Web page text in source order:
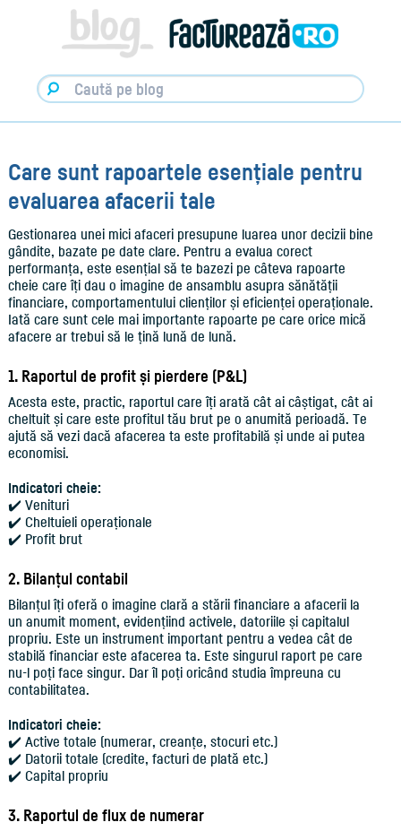
Factureaza.ro
Care sunt rapoartele esențiale pentru
evaluarea afacerii tale
Gestionarea unei mici afaceri presupune luarea unor decizii bine
gândite, bazate pe date clare. Pentru a evalua corect
performanța, este esențial să te bazezi pe câteva rapoarte
cheie care îți dau o imagine de ansamblu asupra sănătății
financiare, comportamentului clienților și eficienței operaționale.
Iată care sunt cele mai importante rapoarte pe care orice mică
afacere ar trebui să le țină lună de lună.
1. Raportul de profit și pierdere (P&L)
Acesta este, practic, raportul care îți arată cât ai câștigat, cât ai
cheltuit și care este profitul tău brut pe o anumită perioadă. Te
ajută să vezi dacă afacerea ta este profitabilă și unde ai putea
economisi.
Indicatori cheie:
✔️ Venituri
✔️ Cheltuieli operaționale
✔️ Profit brut
2. Bilanțul contabil
Bilanțul îți oferă o imagine clară a stării financiare a afacerii la
un anumit moment, evidențiind activele, datoriile și capitalul
propriu. Este un instrument important pentru a vedea cât de
stabilă financiar este afacerea ta. Este singurul raport pe care
nu-l poți face singur. Dar îl poți oricând studia împreuna cu
contabilitatea.
Indicatori cheie:
✔️ Active totale (numerar, creanțe, stocuri etc.)
✔️ Datorii totale (credite, facturi de plată etc.)
✔️ Capital propriu
3. Raportul de flux de numerar